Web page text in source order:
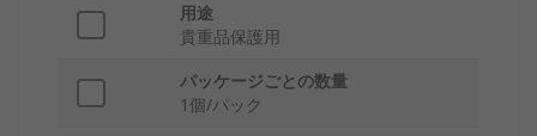
用途
貴重品保護用
パッケージごとの数量
1個/パック